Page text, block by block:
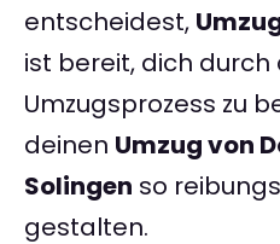
entscheidest,
ist bereit, dich
Umzugsprozess zu
deinen Umzug von
Solingen so
gestalten.